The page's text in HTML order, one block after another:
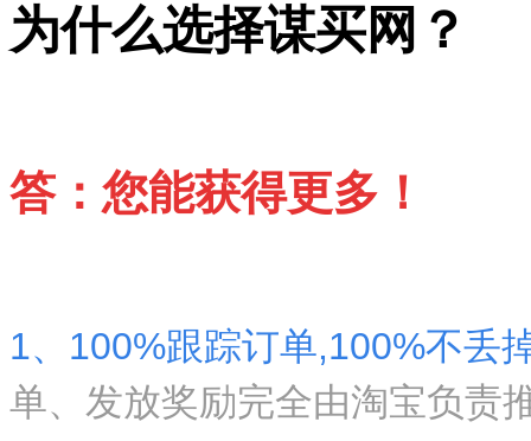
为什么选择谋买网？
答：您能获得更多！
1、 100%跟踪订单,100%不丢
单、发放奖励完全由淘宝负责